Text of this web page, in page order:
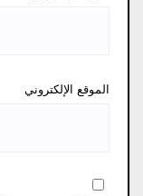
الموقع الإلكتروني